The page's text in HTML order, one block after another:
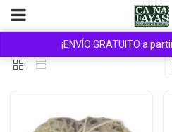
¡ENVÍO GRATUITO a